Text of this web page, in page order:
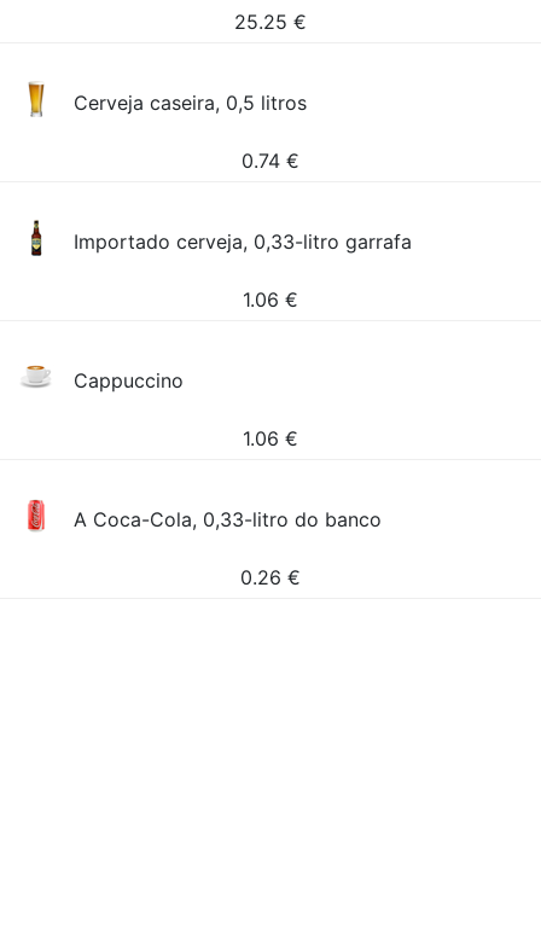
25.25 €
Cerveja caseira, 0,5 litros
0.74 €
Importado cerveja, 0,33-litro garrafa
1.06 €
Cappuccino
1.06 €
A Coca-Cola, 0,33-litro do banco
0.26 €